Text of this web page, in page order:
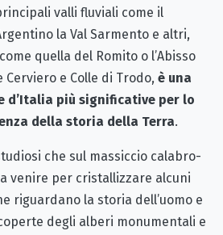
valli fluviali come il
la Val Sarmento e altri,
quella del Romito o l’Abisso
e Colle di Trodo, è una
d’Italia più significative per lo
della storia della Terra.
che sul massiccio calabro-
venire per cristallizzare alcuni
riguardano la storia dell’uomo e
degli alberi monumentali e